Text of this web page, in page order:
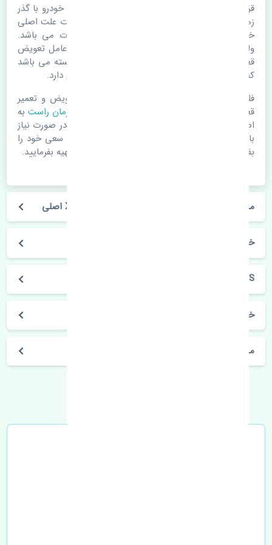
قرقری فرمان راست ام وی ام X33 S اصلی. قطعات خودرو با گذر
زمان و طی مسافت مستحلک می شوند. اغلب اوقات علت اصلی
خرابی لوازم یدکی اتومبیل مستحلک شدن قطعات می باشد.
ولی دلایلی مثل تصادفات و حوادث نیز می تواند عامل تعویض
قطعات یدکی باشد. خودرو مجموعه ای به هم پیوسته می باشد
که هر قطعه روی قطعه یا قطعات دیگر تاثیر مستقیم دارد.
فلذا در صورت خرابی در اسرع زمان نسبت به تعویض و تعمیر
قطعات یدکی اقدام فرمایید. در زمان
خرید قرقری فرمان راست به
اصلی بودن و کیفیت قطعات بسیار توجه بفرمایید. در صورت نیاز
با مکانیک و کارشناسان در این زمینه مشورت کنید. سعی خود را
بفرمایید تا قطعات یدکی را از فروشگاه های معتبر تهیه بفرمایید.
مشخصات فنی قرقری فرمان راست ام وی ام X33 S اصلی
خودروسازی ام وی ام
X33 S
خرید قرقری فرمان راست ام وی ام X33 S اصلی
مشخصات فنی اتومبیل